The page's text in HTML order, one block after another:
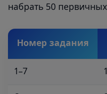
набрать 50
Номер задания
1–7 1